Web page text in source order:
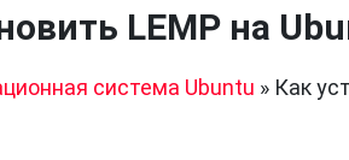
LEMP на
система Ubuntu » Как